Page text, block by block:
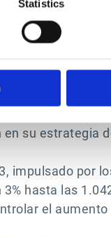
Statisticssemestre
impulsada por
su estrategia
impulsado por
hasta las
el